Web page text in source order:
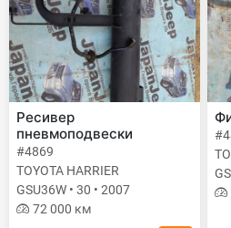
Ресивер
пневмоподвески
#4869
TOYOTA HARRIER
GSU36W • 30 • 2007
72 000 км